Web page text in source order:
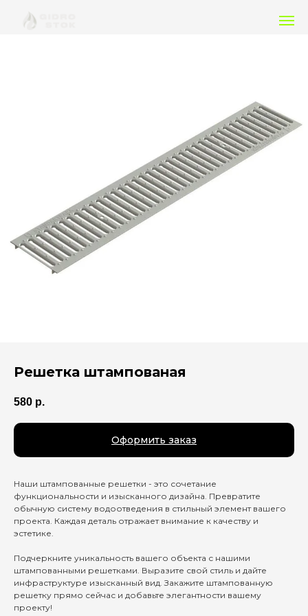
Решетка штампованая
580 р.
Оформить заказ
Наши штампованные решетки - это сочетание
функциональности и изысканного дизайна. Превратите
обычную систему водоотведения в стильный элемент вашего
проекта. Каждая деталь отражает внимание к качеству и
эстетике.
Подчеркните уникальность вашего объекта с нашими
штампованными решетками. Выразите свой стиль и дайте
инфраструктуре изысканный вид. Закажите штампованную
решетку прямо сейчас и добавьте элегантности вашему
проекту!